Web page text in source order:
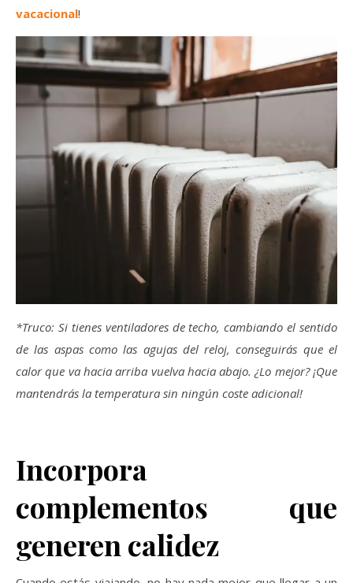
vacacional!
*Truco: Si tienes ventiladores de techo, cambiando el sentido
de las aspas como las agujas del reloj, conseguirás que el
calor que va hacia arriba vuelva hacia abajo. ¿Lo mejor? ¡Que
mantendrás la temperatura sin ningún coste adicional!
Incorpora
complementos que
generen calidez